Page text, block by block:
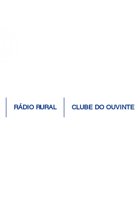
RÁDIO RURAL CLUBE DO OUVINTE